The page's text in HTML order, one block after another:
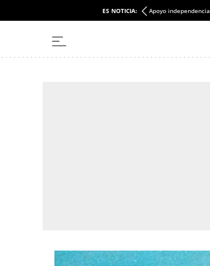
ES NOTICIA: Apoyo independencia